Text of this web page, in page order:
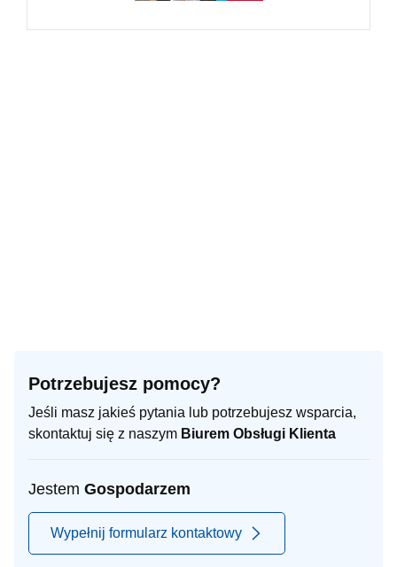
Potrzebujesz pomocy?
Jeśli masz jakieś pytania lub potrzebujesz wsparcia,
skontaktuj się z naszym Biurem Obsługi Klienta
Jestem Gospodarzem
Wypełnij formularz kontaktowy